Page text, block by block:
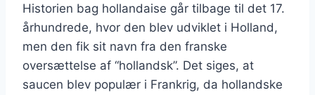
Historien bag hollandaise går tilbage til det 17.
århundrede, hvor den blev udviklet i Holland,
men den fik sit navn fra den franske
oversættelse af “hollandsk”. Det siges, at
saucen blev populær i Frankrig, da hollandske